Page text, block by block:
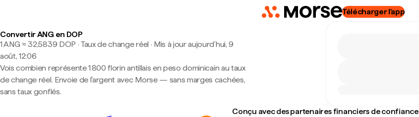
Télécharger l'app
Convertir ANG en DOP
1 ANG ≈ 32,5839 DOP · Taux de change réel · Mis à jour aujourd’hui, 9
août, 12:06
Vois combien représente 1 800 florin antillais en peso dominicain au taux
de change réel. Envoie de l'argent avec Morse — sans marges cachées,
sans taux gonflés.
Conçu avec des partenaires financiers de confiance